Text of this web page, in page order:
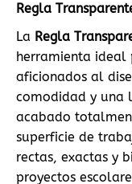
Regla
La Regla
herramienta ideal
aficionados al
comodidad y una
acabado
superficie de
rectas, exactas y
proyectos